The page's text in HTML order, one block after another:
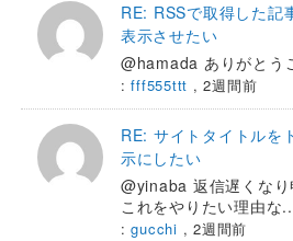
RE: RSSで取得した記
表示させたい
@hamada ありがとう
:fff555ttt ,2週間前
RE: サイトタイトルを
示にしたい
@yinaba 返信遅くなり
これをやりたい理由な
:gucchi ,2週間前